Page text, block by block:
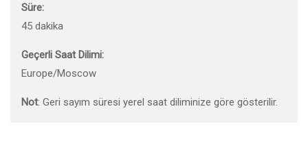
Süre:
45 dakika
Geçerli Saat Dilimi:
Europe/Moscow
Not: Geri sayım süresi yerel saat diliminize göre gösterilir.